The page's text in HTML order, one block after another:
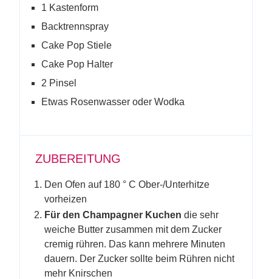
1 Kastenform
Backtrennspray
Cake Pop Stiele
Cake Pop Halter
2 Pinsel
Etwas Rosenwasser oder Wodka
ZUBEREITUNG
Den Ofen auf 180 ° C Ober-/Unterhitze
vorheizen
Für den Champagner Kuchen die sehr
weiche Butter zusammen mit dem Zucker
cremig rühren. Das kann mehrere Minuten
dauern. Der Zucker sollte beim Rühren nicht
mehr Knirschen